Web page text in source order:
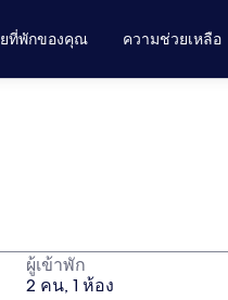
ที่พักของคุณ ความช่วยเหลือ
ผู้เข้าพัก